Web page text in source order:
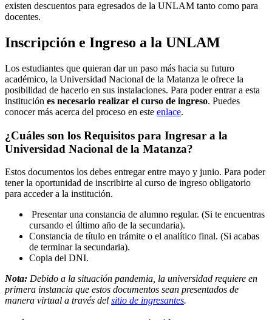
existen descuentos para egresados de la UNLAM tanto como para
docentes.
Inscripción e Ingreso a la UNLAM
Los estudiantes que quieran dar un paso más hacia su futuro
académico, la Universidad Nacional de la Matanza le ofrece la
posibilidad de hacerlo en sus instalaciones. Para poder entrar a esta
institución es necesario realizar el curso de ingreso. Puedes
conocer más acerca del proceso en este enlace.
¿Cuáles son los Requisitos para Ingresar a la
Universidad Nacional de la Matanza?
Estos documentos los debes entregar entre mayo y junio. Para poder
tener la oportunidad de inscribirte al curso de ingreso obligatorio
para acceder a la institución.
Presentar una constancia de alumno regular. (Si te encuentras
cursando el último año de la secundaria).
Constancia de título en trámite o el analítico final. (Si acabas
de terminar la secundaria).
Copia del DNI.
Nota: Debido a la situación pandemia, la universidad requiere en
primera instancia que estos documentos sean presentados de
manera virtual a través del sitio de ingresantes.